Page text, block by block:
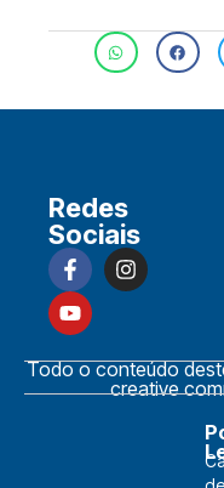
Redes
Sociais
Todo o conteúdo
creative